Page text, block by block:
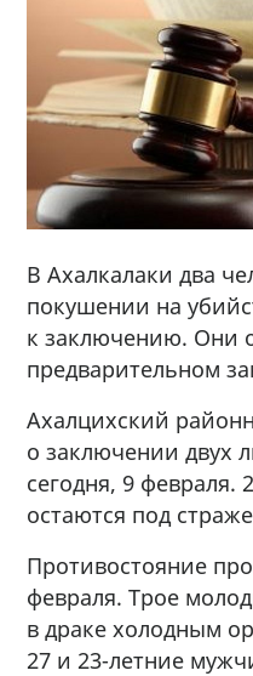
В Ахалкалаки два
покушении на
к заключению. Они
предварительном
Ахалцихский
о заключении двух
сегодня, 9
остаются под
Противостояние
февраля. Трое
в драке холодным
27 и 23-летние